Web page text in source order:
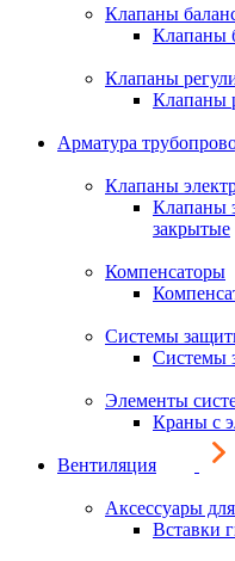
Клапаны
Клапаны
Клапаны
Клапаны
Арматура
Клапаны
Клапаны
закрытые
Компенсаторы
Системы
Системы
Элементы
Краны с
Вентиляция
Аксессуары
Вставки